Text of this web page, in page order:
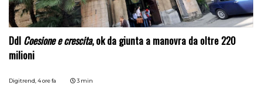
Ddl Coesione e crescita, ok da giunta a manovra da oltre 220
milioni
Digitrend,4 ore fa 3 min